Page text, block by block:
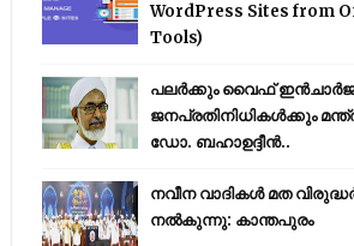
WordPress Sites from
Tools)
പലർക്കും വൈഫ്
ജനപ്രതിനിധികൾക്കും
ഡോ. ബഹാഉദ്ദീൻ..
നവീന വാദികൾ മത
നൽകുന്നു: കാന്തപുരം